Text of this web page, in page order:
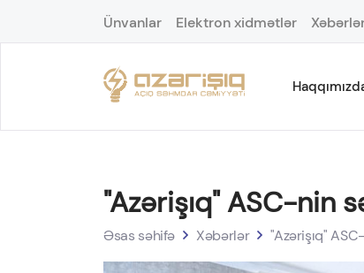
Ünvanlar Elektron xidmətlər
"Azərişıq" ASC-nin
Əsas səhifə Xəbərlər "Azərişıq"